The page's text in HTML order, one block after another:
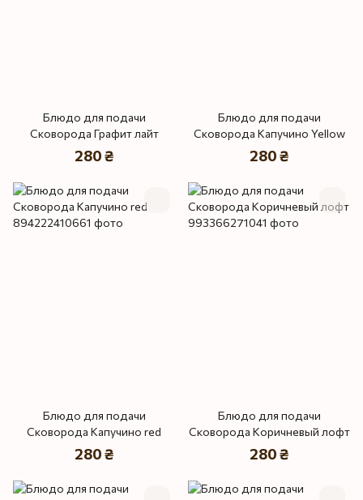
Блюдо для подачи
Сковорода Графит лайт
280 ₴
Блюдо для подачи
Сковорода Капучино Yellow
280 ₴
Блюдо для подачи
Сковорода Капучино red
280 ₴
Блюдо для подачи
Сковорода Коричневый лофт
280 ₴